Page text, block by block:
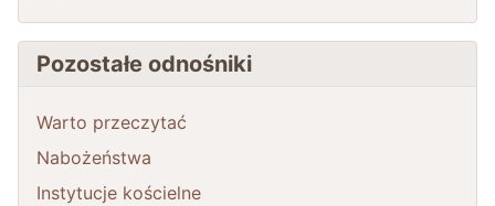
Pozostałe odnośniki
Warto przeczytać
Nabożeństwa
Instytucje kościelne